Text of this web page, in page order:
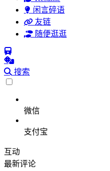
闲言碎语
友链
随便逛逛
搜索
微信
支付宝
互动
最新评论